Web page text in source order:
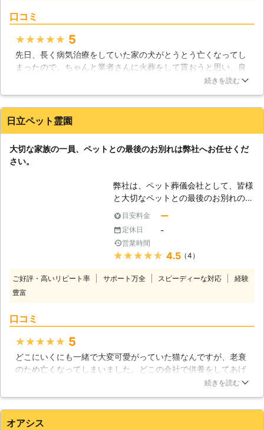
っかりとお別れをいたしましょう。飼
い主様が前を向くためにも大切なお別
口コミ
★★★★★ 5
先日、長く病気治療をしていた家の犬がとうとう亡くなってし
まったので、ちゃんと業者さんに火葬をして貰おうと思い、良
い業者さんが無いかという事を探してみた所、有限会社動物苑
お見送り出来たと思いますし、お願いして良かったです。
茨城県 牛久市 2016年11月22日
続きを読む
日立ペット霊園
大切な家族の一員、ペットとの最後のお別れは弊社へお任せくだ
さい。
弊社は、ペット葬儀会社として、皆様
と大切なペットとの最後のお別れのお
手伝いをしております。家族の皆様に
心から愛され、癒しと幸福に満ち溢れ
た日々を与えてくれたペット。そんな
ペットをご家族の一員と感じるのは当
然のことです。大切な「家族」の最後
の旅立ちに際し、できるだけのことを
してあげたい、というお客様のお気持
伝いをいたします。スタッフ一人一人
が細やかな心配りを忘れず仕事をして
おりますので、安心してお任せくださ
い。
目安料金 ー
定休日 -
営業時間
★★★★★ 4.5（4）
ご好評・高いリピート率 サポート万全 スピーディーな対応
経験
豊富
口コミ
★★★★★ 5
どこにいくにも一緒で大変可愛がっていた猫なんですが、老衰
のため亡くなってしまいました。どこの会社で供養をしてあげ
ようかと真剣に考えました。ネット検索して色々な所を調べた
世話になり、ありがとうございました。
続きを読む
オアシス